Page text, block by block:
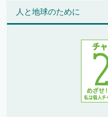
人と地球のために